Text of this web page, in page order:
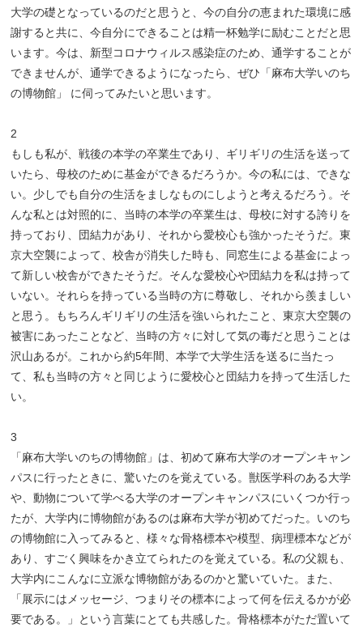
大学の礎となっているのだと思うと、今の自分の恵まれた環境に感
謝すると共に、今自分にできることは精一杯勉学に励むことだと思
います。今は、新型コロナウィルス感染症のため、通学することが
できませんが、通学できるようになったら、ぜひ「麻布大学いのち
の博物館」 に伺ってみたいと思います。
2
もしも私が、戦後の本学の卒業生であり、ギリギリの生活を送って
いたら、母校のために基金ができるだろうか。今の私には、できな
い。少しでも自分の生活をましなものにしようと考えるだろう。そ
んな私とは対照的に、当時の本学の卒業生は、母校に対する誇りを
持っており、団結力があり、それから愛校心も強かったそうだ。東
京大空襲によって、校舎が消失した時も、同窓生による基金によっ
て新しい校舎ができたそうだ。そんな愛校心や団結力を私は持って
いない。それらを持っている当時の方に尊敬し、それから羨ましい
と思う。もちろんギリギリの生活を強いられたこと、東京大空襲の
被害にあったことなど、当時の方々に対して気の毒だと思うことは
沢山あるが。これから約5年間、本学で大学生活を送るに当たっ
て、私も当時の方々と同じように愛校心と団結力を持って生活した
い。
3
「麻布大学いのちの博物館」は、初めて麻布大学のオープンキャン
パスに行ったときに、驚いたのを覚えている。獣医学科のある大学
や、動物について学べる大学のオープンキャンパスにいくつか行っ
たが、大学内に博物館があるのは麻布大学が初めてだった。いのち
の博物館に入ってみると、様々な骨格標本や模型、病理標本などが
あり、すごく興味をかき立てられたのを覚えている。私の父親も、
大学内にこんなに立派な博物館があるのかと驚いていた。また、
「展示にはメッセージ、つまりその標本によって何を伝えるかが必
要である。」という言葉にとても共感した。骨格標本がただ置いて